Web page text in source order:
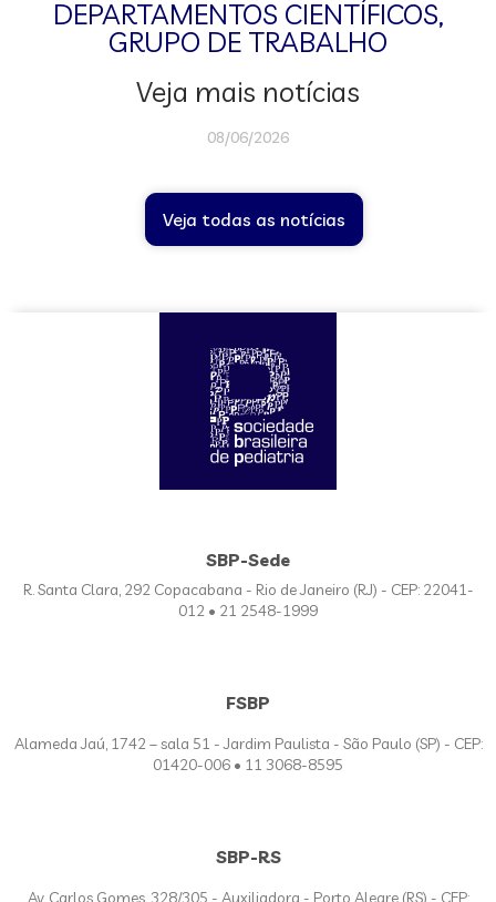
DEPARTAMENTOS CIENTÍFICOS,
GRUPO DE TRABALHO
Veja mais notícias
08/06/2026
Veja todas as notícias
SBP-Sede
R. Santa Clara, 292 Copacabana - Rio de Janeiro (RJ) - CEP: 22041-
012 • 21 2548-1999
FSBP
Alameda Jaú, 1742 – sala 51 - Jardim Paulista - São Paulo (SP) - CEP:
01420-006 • 11 3068-8595
SBP-RS
Av. Carlos Gomes, 328/305 - Auxiliadora - Porto Alegre (RS) - CEP: